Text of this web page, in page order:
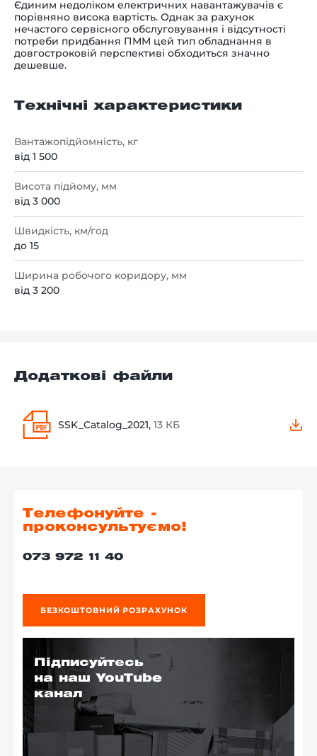
Єдиним недоліком електричних навантажувачів є
порівняно висока вартість. Однак за рахунок
нечастого сервісного обслуговування і відсутності
потреби придбання ПММ цей тип обладнання в
довгостроковій перспективі обходиться значно
дешевше.
Технічні характеристики
Вантажопідйомність, кг
від 1 500
Висота підйому, мм
від 3 000
Швидкість, км/год
до 15
Ширина робочого коридору, мм
від 3 200
Додаткові файли
SSK_Catalog_2021, 13 КБ
Телефонуйте -
проконсультуємо!
073 972 11 40
БЕЗКОШТОВНИЙ РОЗРАХУНОК
Підписуйтесь
на наш YouTube
канал